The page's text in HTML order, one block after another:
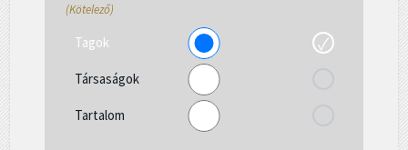
(Kötelező)
Tagok
Társaságok
Tartalom